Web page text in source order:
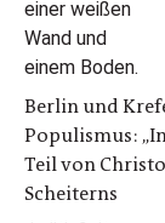
Berlin und
Populismus:
Teil von
Scheiterns